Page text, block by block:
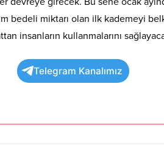
bedeli miktarı olan ilk kademeyi
insanların kullanmalarını
Telegram Kanalımız